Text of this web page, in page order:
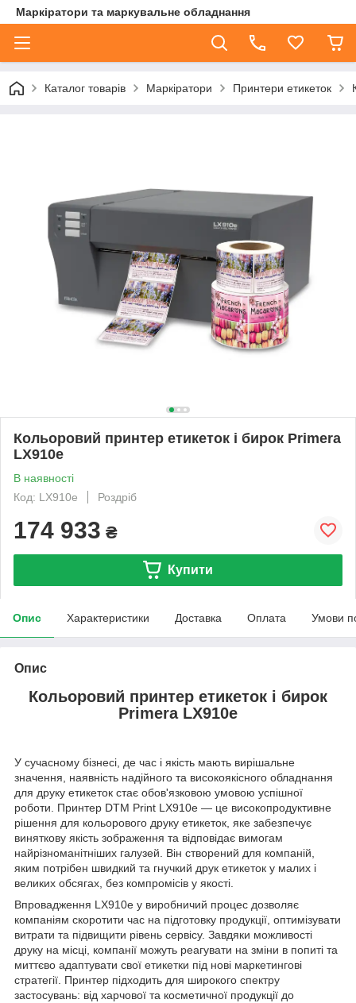
Маркіратори та маркувальне обладнання
Каталог товарів Маркіратори Принтери етикеток
Кольоровий принтер етикеток і бирок Primera
LX910e
В наявності
Код: LX910e
Роздріб
174 933 ₴
Купити
Опис Характеристики Доставка Оплата Умови
Опис
Кольоровий принтер етикеток і бирок
Primera LX910e
У сучасному бізнесі, де час і якість мають вирішальне
значення, наявність надійного та високоякісного обладнання
для друку етикеток стає обов'язковою умовою успішної
роботи. Принтер DTM Print LX910e — це високопродуктивне
рішення для кольорового друку етикеток, яке забезпечує
виняткову якість зображення та відповідає вимогам
найрізноманітніших галузей. Він створений для компаній,
яким потрібен швидкий та гнучкий друк етикеток у малих і
великих обсягах, без компромісів у якості.
Впровадження LX910e у виробничий процес дозволяє
компаніям скоротити час на підготовку продукції, оптимізувати
витрати та підвищити рівень сервісу. Завдяки можливості
друку на місці, компанії можуть реагувати на зміни в попиті та
миттєво адаптувати свої етикетки під нові маркетингові
стратегії. Принтер підходить для широкого спектру
застосувань: від харчової та косметичної продукції до